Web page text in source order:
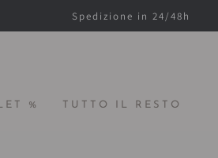
Spedizione in 24/48h
% TUTTO IL RESTO